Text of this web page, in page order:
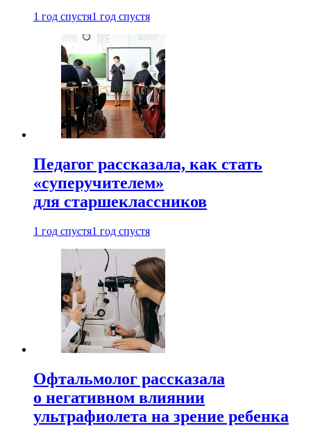
1 год спустя1 год спустя
Педагог рассказала, как стать
«суперучителем»
для старшеклассников
1 год спустя1 год спустя
Офтальмолог рассказала
о негативном влиянии
ультрафиолета на зрение ребенка